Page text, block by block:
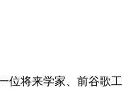
位将来学家、前谷歌工